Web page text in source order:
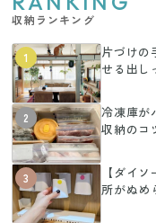
収納ランキング
1
片づけの
せる出し
2
冷凍庫が
収納のコ
3
【ダイ
所がぬめ